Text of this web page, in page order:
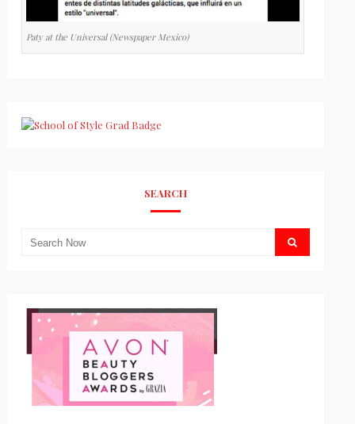
Paty at the Universal (Newspaper Mexico)
SEARCH